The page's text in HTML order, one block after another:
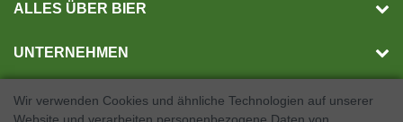
ALLES ÜBER BIER
UNTERNEHMEN
Wir verwenden Cookies und ähnliche Technologien auf unserer